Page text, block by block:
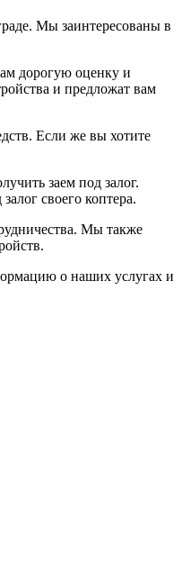
Мы заинтересованы в
дорогую оценку и
и предложат вам
Если же вы хотите
заем под залог.
своего коптера.
Мы также
о наших услугах и